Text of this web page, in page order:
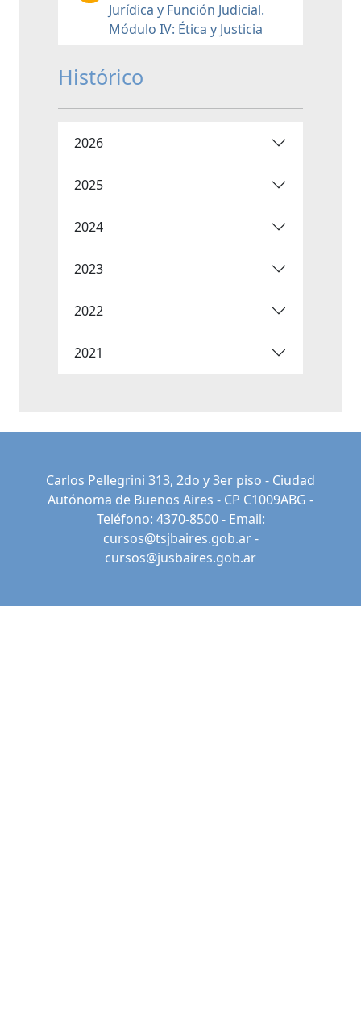
Jurídica y Función Judicial.
Módulo IV: Ética y Justicia
Histórico
2026
2025
2024
2023
2022
2021
Carlos Pellegrini 313, 2do y 3er piso - Ciudad
Autónoma de Buenos Aires - CP C1009ABG -
Teléfono: 4370-8500 - Email:
cursos@tsjbaires.gob.ar-
cursos@jusbaires.gob.ar